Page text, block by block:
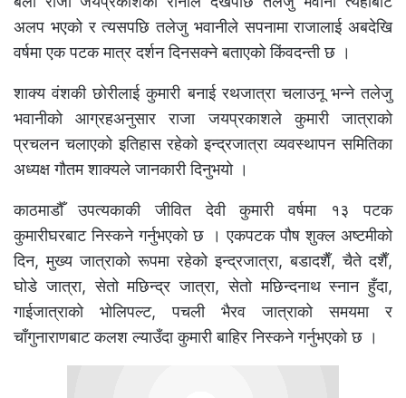
अलप भएको र त्यसपछि तलेजु भवानीले सपनामा राजालाई अबदेखि
वर्षमा एक पटक मात्र दर्शन दिनसक्ने बताएको किंवदन्ती छ ।
शाक्य वंशकी छोरीलाई कुमारी बनाई रथजात्रा चलाउनू भन्ने तलेजु
भवानीको आग्रहअनुसार राजा जयप्रकाशले कुमारी जात्राको
प्रचलन चलाएको इतिहास रहेको इन्द्रजात्रा व्यवस्थापन समितिका
अध्यक्ष गौतम शाक्यले जानकारी दिनुभयो ।
काठमाडौँ उपत्यकाकी जीवित देवी कुमारी वर्षमा १३ पटक
कुमारीघरबाट निस्कने गर्नुभएको छ । एकपटक पौष शुक्ल अष्टमीको
दिन, मुख्य जात्राको रूपमा रहेको इन्द्रजात्रा, बडादशैँ, चैते दशैँ,
घोडे जात्रा, सेतो मछिन्द्र जात्रा, सेतो मछिन्दनाथ स्नान हुँदा,
गाईजात्राको भोलिपल्ट, पचली भैरव जात्राको समयमा र
चाँगुनाराणबाट कलश ल्याउँदा कुमारी बाहिर निस्कने गर्नुभएको छ ।